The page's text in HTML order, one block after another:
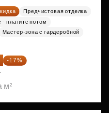
Предчистовая отделка
платите потом
Мастер-зона с гардеробной
-17%
м²